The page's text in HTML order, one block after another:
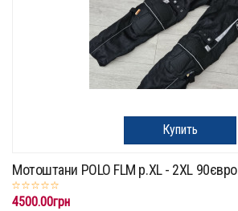
Купить
Мотоштани POLO FLM p.XL - 2XL 90євро
4500.00грн